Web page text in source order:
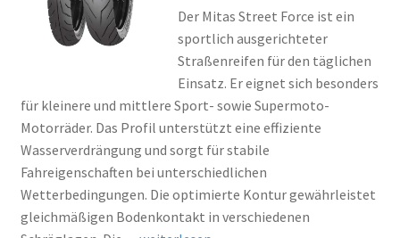
Der Mitas Street Force ist ein
sportlich ausgerichteter
Straßenreifen für den täglichen
Einsatz. Er eignet sich besonders
für kleinere und mittlere Sport- sowie Supermoto-
Motorräder. Das Profil unterstützt eine effiziente
Wasserverdrängung und sorgt für stabile
Fahreigenschaften bei unterschiedlichen
Wetterbedingungen. Die optimierte Kontur gewährleistet
gleichmäßigen Bodenkontakt in verschiedenen